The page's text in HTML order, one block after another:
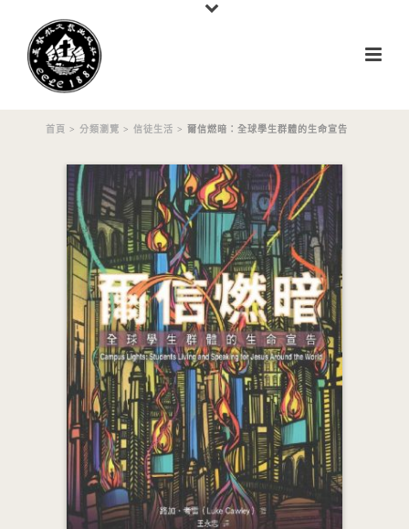
首頁 > 分類瀏覽 > 信徒生活 > 爾信燃暗：全球學生群體的生命宣告